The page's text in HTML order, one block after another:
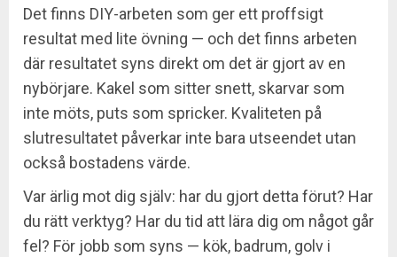
Det finns DIY-arbeten som ger ett proffsigt
resultat med lite övning — och det finns arbeten
där resultatet syns direkt om det är gjort av en
nybörjare. Kakel som sitter snett, skarvar som
inte möts, puts som spricker. Kvaliteten på
slutresultatet påverkar inte bara utseendet utan
också bostadens värde.
Var ärlig mot dig själv: har du gjort detta förut? Har
du rätt verktyg? Har du tid att lära dig om något går
fel? För jobb som syns — kök, badrum, golv i